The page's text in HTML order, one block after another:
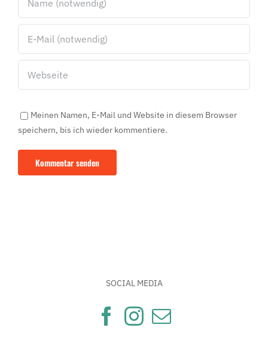
Meinen Namen, E-Mail und Website in diesem Browser
speichern, bis ich wieder kommentiere.
SOCIAL MEDIA